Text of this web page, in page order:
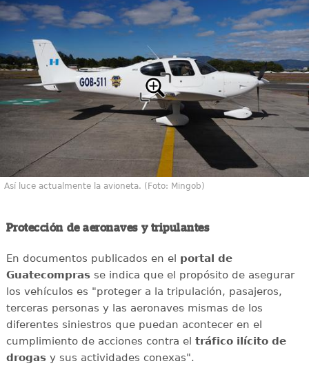
Así luce actualmente la avioneta. (Foto: Mingob)
Protección de aeronaves y tripulantes
En documentos publicados en el portal de
Guatecomprasse indica que el propósito de asegurar
los vehículos es "proteger a la tripulación, pasajeros,
terceras personas y las aeronaves mismas de los
diferentes siniestros que puedan acontecer en el
cumplimiento de acciones contra el tráfico ilícito de
drogasy sus actividades conexas".